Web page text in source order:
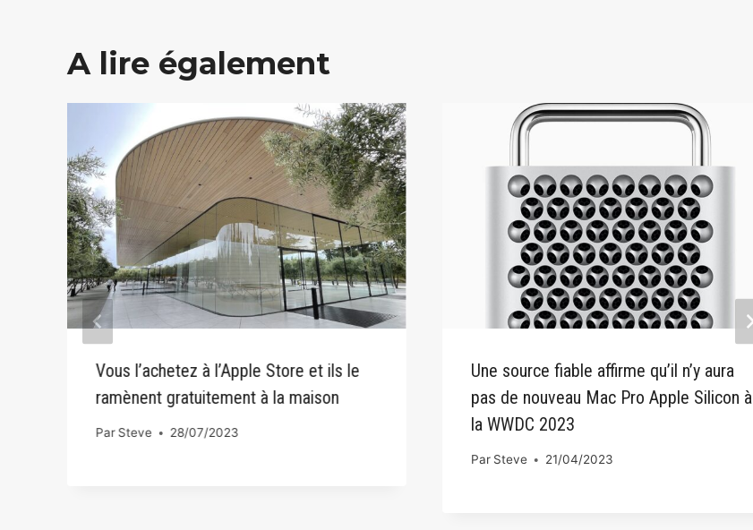
A lire également
Vous l’achetez à l’Apple Store et ils le
ramènent gratuitement à la maison
ParSteve 28/07/2023
Une source fiable affirme qu’il n’y aura
pas de nouveau Mac Pro Apple Silicon à
la WWDC 2023
Par Steve 21/04/2023